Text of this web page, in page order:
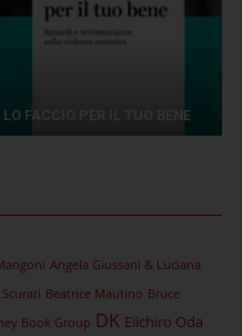
LO FACCIO PER IL TUO BENE
Angela Giussani & Luciana
Beatrice Mautino Bruce
Book Group DK Eiichiro Oda